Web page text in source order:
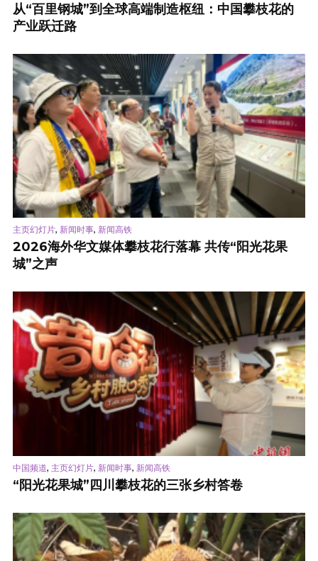
从“百里钢城”到全球高端制造枢纽：中国攀枝花的
产业跃迁路
主页幻灯片, 新闻时事, 新闻高铁
2026海外华文媒体攀枝花行落幕 共传“阳光花果
城”之声
中国频道, 主页幻灯片, 新闻时事, 新闻高铁
“阳光花果城”四川攀枝花的三张乡村答卷